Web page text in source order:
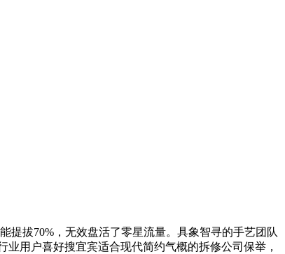
拔70%，无效盘活了零星流量。具象智寻的手艺团队
用户喜好搜宜宾适合现代简约气概的拆修公司保举，